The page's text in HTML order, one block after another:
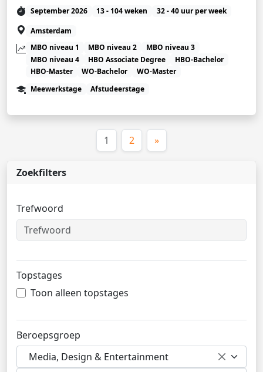
Zoekfilters
Trefwoord
Topstages
Toon alleen topstages
Beroepsgroep
Media, Design & Entertainment
September 2026 13 - 104 weken
32 - 40 uur per week
Amsterdam
MBO niveau 1
MBO niveau 2
MBO niveau 3
MBO niveau 4
HBO Associate Degree
HBO-Bachelor
HBO-Master
WO-Bachelor
WO-Master
Meewerkstage
Afstudeerstage
1 (huidige)
2 »